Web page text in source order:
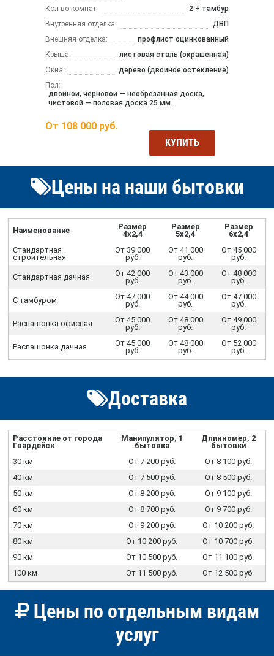
Кол-во комнат:
2 + тамбур
Внутренняя отделка:
ДВП
Внешняя отделка:
профлист оцинкованный
Крыша:
листовая сталь (окрашенная)
Окна:
дерево (двойное остекление)
Пол:
двойной, черновой — необрезанная доска,
чистовой — половая доска 25 мм.
От 108 000 руб.
КУПИТЬ
Цены на наши бытовки
Наименование
Размер
4х2,4
Размер
5х2,4
Размер
6х2,4
Стандартная
строительная
От 39 000
руб.
От 41 000
руб.
От 45 000
руб.
Стандартная дачная
От 42 000
руб.
От 43 000
руб.
От 48 000
руб.
С тамбуром
От 47 000
руб.
От 44 000
руб.
От 47 000
руб.
Распашонка офисная
От 45 000
руб.
От 48 000
руб.
От 49 000
руб.
Распашонка дачная
От 45 000
руб.
От 48 000
руб.
От 52 000
руб.
Доставка
Расстояние от города
Гвардейск
Манипулятор, 1
бытовка
Длинномер, 2
бытовки
30 км
От 7 200 руб.
От 8 100 руб.
40 км
От 7 500 руб.
От 8 500 руб.
50 км
От 8 200 руб.
От 9 100 руб.
60 км
От 8 700 руб.
От 9 700 руб.
70 км
От 9 200 руб.
От 10 200 руб.
80 км
От 10 200 руб.
От 10 700 руб.
90 км
От 10 500 руб.
От 11 100 руб.
100 км
От 11 500 руб. От 12 500 руб.
Цены по отдельным видам
услуг